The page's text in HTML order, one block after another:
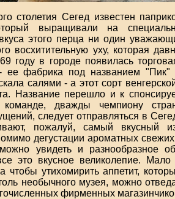
столетия Сегед известен
выращивали на
этого перца ни один
восхитительную уху, которая
году в городе появилась
- ее фабрика под названием
салями - а этот сорт
Название перешло и к
команде, дважды чемпиону
следует отправляться в
пожалуй, самый вкусный
дегустации ароматных
увидеть и разнообразное
это вкусное великолепие.
чтобы утихомирить аппетит,
необычного музея, можно
фирменных